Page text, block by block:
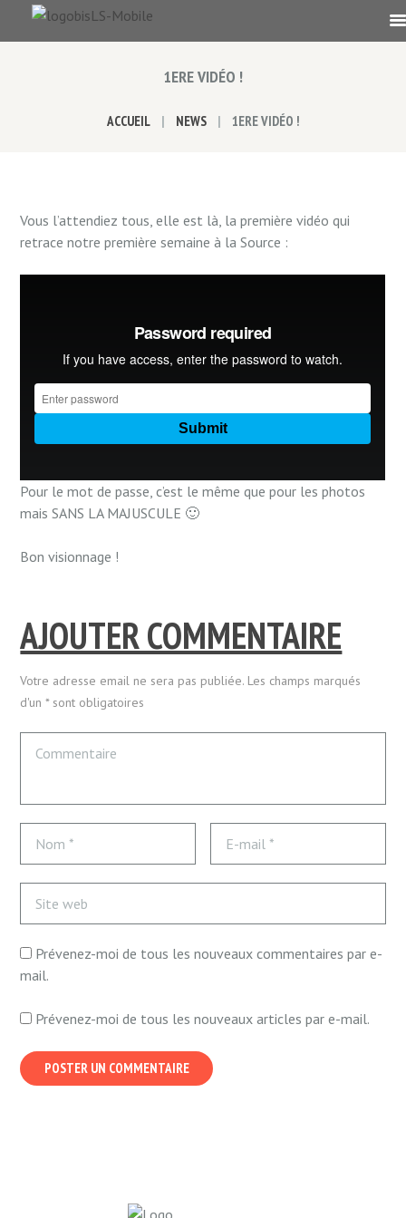
1ERE VIDÉO !
ACCUEIL NEWS 1ERE VIDÉO !
Vous l’attendiez tous, elle est là, la première vidéo qui
retrace notre première semaine à la Source :
Pour le mot de passe, c’est le même que pour les photos
mais SANS LA MAJUSCULE 🙂
Bon visionnage !
AJOUTER COMMENTAIRE
Votre adresse email ne sera pas publiée. Les champs marqués
d'un * sont obligatoires
Prévenez-moi de tous les nouveaux commentaires par e-
mail.
Prévenez-moi de tous les nouveaux articles par e-mail.